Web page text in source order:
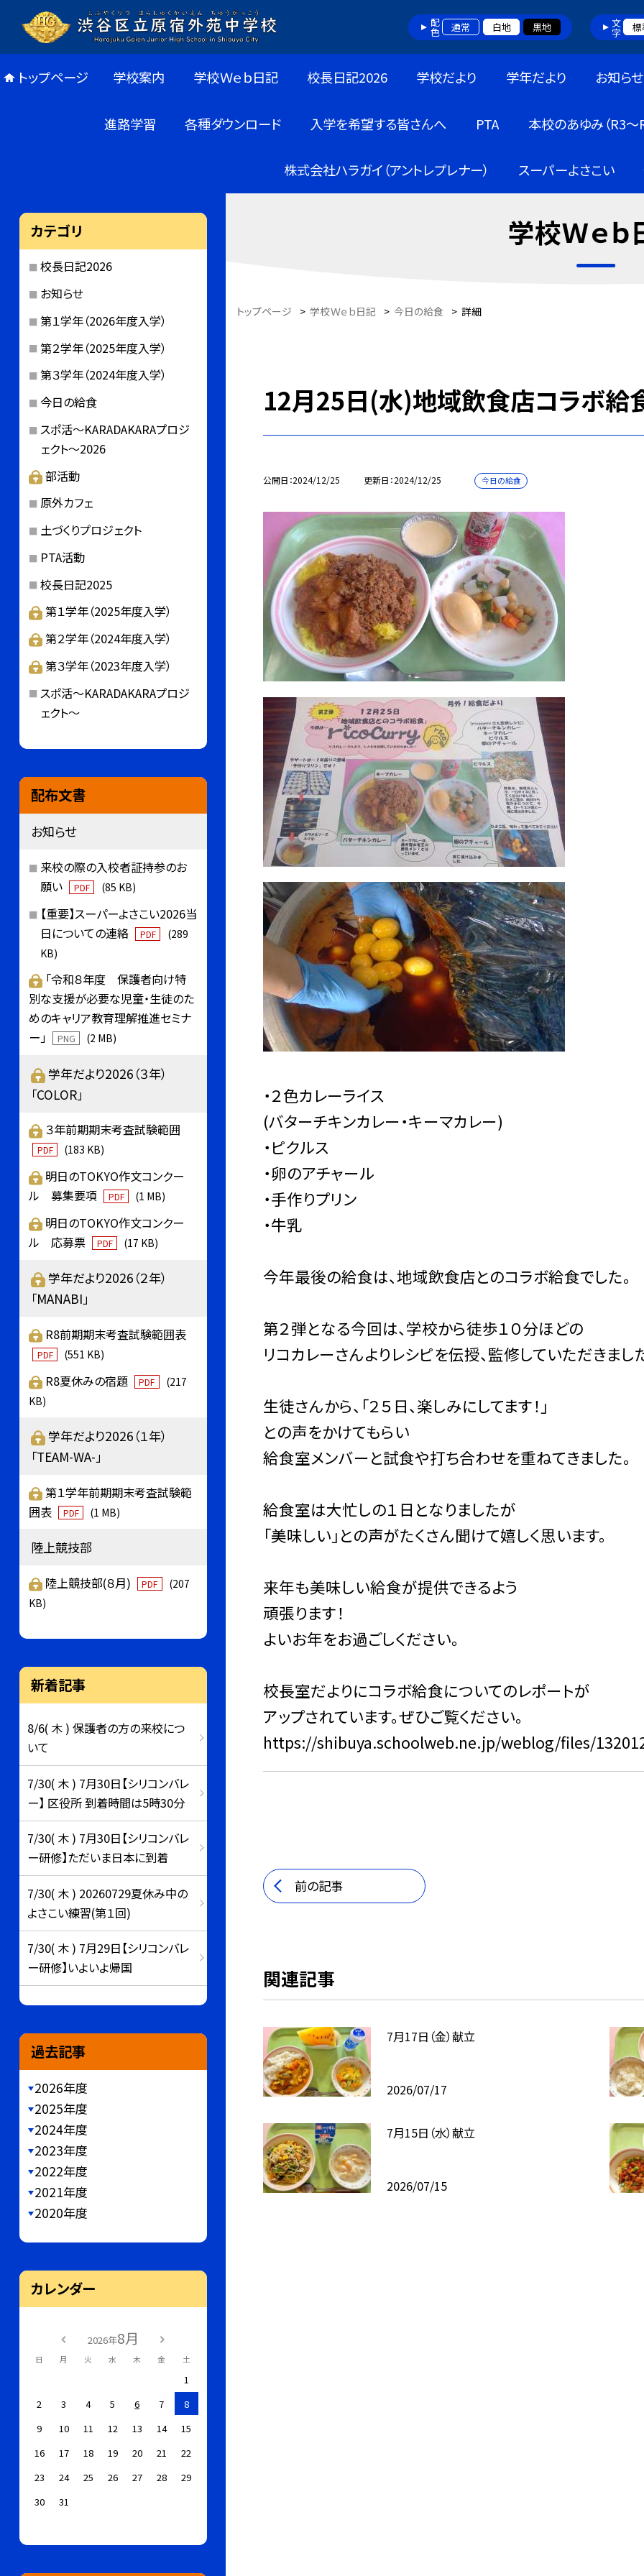
配色 通常 白地 黒地 文字
トップページ 学校案内 学校Ｗｅｂ日記 校長日記2026 学校だより 学年だより お知らせ
進路学習 各種ダウンロード 入学を希望する皆さんへ PTA 本校のあゆみ（R3～
株式会社ハラガイ（アントレプレナー） スーパーよさこい
学校Ｗｅｂ
トップページ > 学校Ｗｅｂ日記 > 今日の給食 > 詳細
12月25日(水)地域飲食店コラボ給
公開日 2024/12/25 更新日 2024/12/25 今日の給食
・２色カレーライス
(バターチキンカレー・キーマカレー)
・ピクルス
・卵のアチャール
・手作りプリン
・牛乳
今年最後の給食は、地域飲食店とのコラボ給食でした。
第２弾となる今回は、学校から徒歩１０分ほどの
リコカレーさんよりレシピを伝授、監修していただきまし
生徒さんから、「２５日、楽しみにしてます！」
との声をかけてもらい
給食室メンバーと試食や打ち合わせを重ねてきました。
給食室は大忙しの１日となりましたが
「美味しい」との声がたくさん聞けて嬉しく思います。
来年も美味しい給食が提供できるよう
頑張ります！
よいお年をお過ごしください。
校長室だよりにコラボ給食についてのレポートが
アップされています。ぜひご覧ください。
https://shibuya.schoolweb.ne.jp/weblog/files/
前の記事
関連記事
7月17日（金）献立
2026/07/17
7月15日（水）献立
2026/07/15
カテゴリ
校長日記2026
お知らせ
第１学年（2026年度入学）
第２学年（2025年度入学）
第３学年（2024年度入学）
今日の給食
スポ活～KARADAKARAプロジ
ェクト～2026
部活動
原外カフェ
土づくりプロジェクト
PTA活動
校長日記2025
第１学年（2025年度入学）
第２学年（2024年度入学）
第３学年（2023年度入学）
スポ活～KARADAKARAプロジ
ェクト～
配布文書
お知らせ
来校の際の入校者証持参のお
願い
PDF (85 KB)
【重要】スーパーよさこい2026当
日についての連絡
PDF
(289
KB)
「令和８年度 保護者向け特
別な支援が必要な児童・生徒のた
めのキャリア教育理解推進セミナ
ー」
PNG (2 MB)
学年だより2026（３年）
「COLOR」
３年前期期末考査試験範囲
PDF (183 KB)
明日のTOKYO作文コンクー
ル 募集要項
PDF (1 MB)
明日のTOKYO作文コンクー
ル 応募票
PDF (17 KB)
学年だより2026（２年）
「MANABI」
R8前期期末考査試験範囲表
PDF (551 KB)
R8夏休みの宿題 PDF
(217
KB)
学年だより2026（１年）
「TEAM-WA-」
第１学年前期期末考査試験範
囲表
PDF (1 MB)
陸上競技部
陸上競技部(８月) PDF
(207
KB)
新着記事
8/6( 木 ) 保護者の方の来校につ
いて
7/30( 木 ) 7月30日【シリコンバレ
ー】 区役所 到着時間は5時30分
7/30( 木 ) 7月30日【シリコンバレ
ー研修】ただいま日本に到着
7/30( 木 ) 20260729夏休み中の
よさこい練習(第１回)
7/30( 木 ) 7月29日【シリコンバレ
ー研修】いよいよ帰国
過去記事
2026年度
2025年度
2024年度
2023年度
2022年度
2021年度
2020年度
カレンダー
2026年8月
日 月 火 水 木 金 土
1
2
3 4 5 6 7
8
9
10 11 12 13 14
15
16
17 18 19 20 21
22
23
24 25 26 27 28
29
30
31